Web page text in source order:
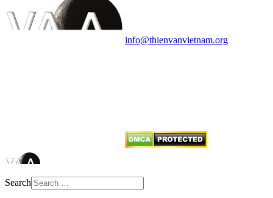
info@thienvanvietnam.org
Search